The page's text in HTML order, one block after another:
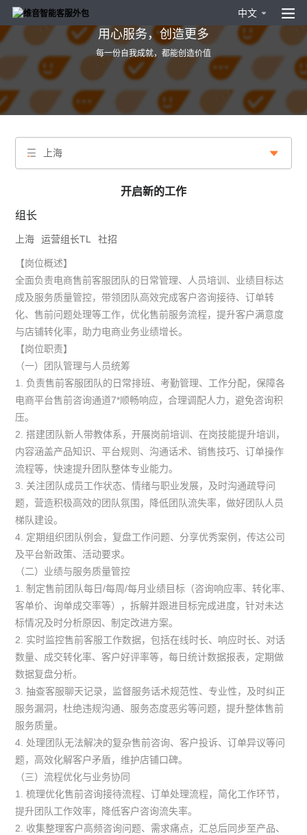
中文
用心服务，创造更多
每一份自我成就，都能创造价值
上海
开启新的工作
组长
上海 运营组长TL 社招
【岗位概述】
全面负责电商售前客服团队的日常管理、人员培训、业绩目标达
成及服务质量管控，带领团队高效完成客户咨询接待、订单转
化、售前问题处理等工作，优化售前服务流程，提升客户满意度
与店铺转化率，助力电商业务业绩增长。
【岗位职责】
（一）团队管理与人员统筹
1. 负责售前客服团队的日常排班、考勤管理、工作分配，保障各
电商平台售前咨询通道7*顺畅响应，合理调配人力，避免咨询积
压。
2. 搭建团队新人带教体系，开展岗前培训、在岗技能提升培训，
内容涵盖产品知识、平台规则、沟通话术、销售技巧、订单操作
流程等，快速提升团队整体专业能力。
3. 关注团队成员工作状态、情绪与职业发展，及时沟通疏导问
题，营造积极高效的团队氛围，降低团队流失率，做好团队人员
梯队建设。
4. 定期组织团队例会，复盘工作问题、分享优秀案例，传达公司
及平台新政策、活动要求。
（二）业绩与服务质量管控
1. 制定售前团队每日/每周/每月业绩目标（咨询响应率、转化率、
客单价、询单成交率等），拆解并跟进目标完成进度，针对未达
标情况及时分析原因、制定改进方案。
2. 实时监控售前客服工作数据，包括在线时长、响应时长、对话
数量、成交转化率、客户好评率等，每日统计数据报表，定期做
数据复盘分析。
3. 抽查客服聊天记录，监督服务话术规范性、专业性，及时纠正
服务漏洞，杜绝违规沟通、服务态度恶劣等问题，提升整体售前
服务质量。
4. 处理团队无法解决的复杂售前咨询、客户投诉、订单异议等问
题，高效化解客户矛盾，维护店铺口碑。
（三）流程优化与业务协同
1. 梳理优化售前咨询接待流程、订单处理流程，简化工作环节，
提升团队工作效率，降低客户咨询流失率。
2. 收集整理客户高频咨询问题、需求痛点，汇总后同步至产品、